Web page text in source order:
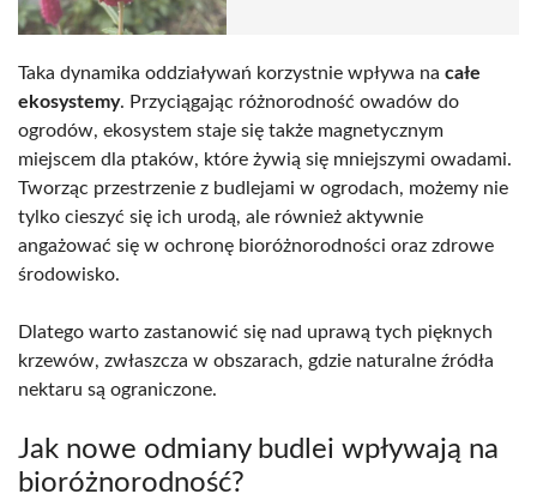
Taka dynamika oddziaływań korzystnie wpływa na całe
ekosystemy. Przyciągając różnorodność owadów do
ogrodów, ekosystem staje się także magnetycznym
miejscem dla ptaków, które żywią się mniejszymi owadami.
Tworząc przestrzenie z budlejami w ogrodach, możemy nie
tylko cieszyć się ich urodą, ale również aktywnie
angażować się w ochronę bioróżnorodności oraz zdrowe
środowisko.
Dlatego warto zastanowić się nad uprawą tych pięknych
krzewów, zwłaszcza w obszarach, gdzie naturalne źródła
nektaru są ograniczone.
Jak nowe odmiany budlei wpływają na
bioróżnorodność?